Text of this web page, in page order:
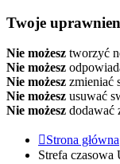
Twoje
Nie możesz tworzyć
Nie możesz
Nie możesz zmieniać
Nie możesz usuwać
Nie możesz dodawać
Strona główna
Strefa czasowa